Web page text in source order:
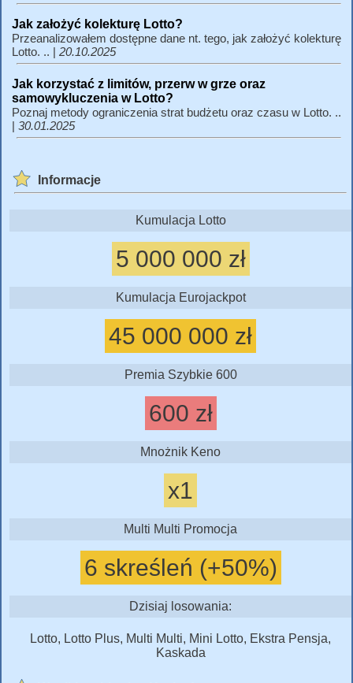
Jak założyć kolekturę Lotto?
Przeanalizowałem dostępne dane nt. tego, jak założyć kolekturę
Lotto. .. | 20.10.2025
Jak korzystać z limitów, przerw w grze oraz
samowykluczenia w Lotto?
Poznaj metody ograniczenia strat budżetu oraz czasu w Lotto. ..
| 30.01.2025
Informacje
Kumulacja Lotto
5 000 000 zł
Kumulacja Eurojackpot
45 000 000 zł
Premia Szybkie 600
600 zł
Mnożnik Keno
x1
Multi Multi Promocja
6 skreśleń (+50%)
Dzisiaj losowania:
Lotto, Lotto Plus, Multi Multi, Mini Lotto, Ekstra Pensja,
Kaskada